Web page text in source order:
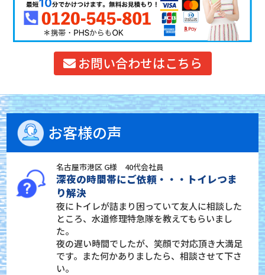
お問い合わせはこちら
お客様の声
名古屋市港区 G様 40代会社員
深夜の時間帯にご依頼・・・トイレつま
り解決
夜にトイレが詰まり困っていて友人に相談した
ところ、水道修理特急隊を教えてもらいまし
た。
夜の遅い時間でしたが、笑顔で対応頂き大満足
です。また何かありましたら、相談させて下さ
い。